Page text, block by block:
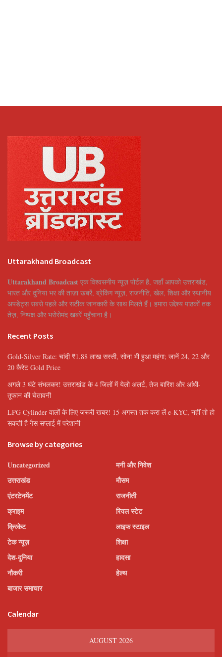
Uttarakhand Broadcast
Uttarakhand Broadcast एक विश्वसनीय न्यूज़ पोर्टल है, जहाँ आपको उत्तराखंड,
भारत और दुनिया भर की ताज़ा खबरें, ब्रेकिंग न्यूज़, राजनीति, खेल, शिक्षा और स्थानीय
अपडेट्स सबसे पहले और सटीक जानकारी के साथ मिलते हैं। हमारा उद्देश्य पाठकों तक
तेज़, निष्पक्ष और भरोसेमंद खबरें पहुँचाना है।
Recent Posts
Gold-Silver Rate: चांदी ₹1.88 लाख सस्ती, सोना भी हुआ महंगा; जानें 24, 22 और
20 कैरेट Gold Price
अगले 3 घंटे संभलकर! उत्तराखंड के 4 जिलों में येलो अलर्ट, तेज बारिश और आंधी-
तूफान की चेतावनी
LPG Cylinder वालों के लिए जरूरी खबर! 15 अगस्त तक करा लें e-KYC, नहीं तो हो
सकती है गैस सप्लाई में परेशानी
Browse by categories
Uncategorized
उत्तराखंड
एंटरटेनमेंट
क्राइम
क्रिकेट
टेक न्यूज़
देश-दुनिया
नौकरी
बाजार समाचार
मनी और निवेश
मौसम
राजनीती
रियल स्टेट
लाइफ स्टाइल
शिक्षा
हादसा
हेल्थ
Calendar
AUGUST 2026